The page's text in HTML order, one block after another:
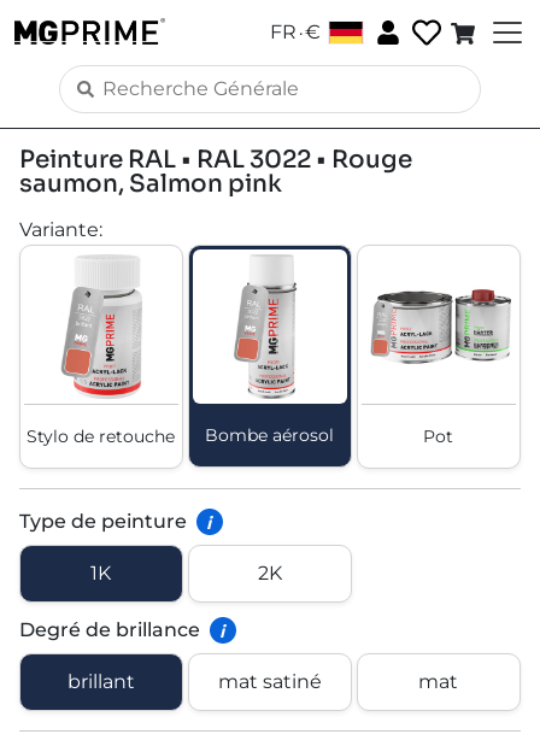
FR .€
Peinture RAL • RAL 3022 • Rouge
saumon, Salmon pink
Variante:
Stylo de retouche Bombe aérosol Pot
Type de peinture i
1K 2K
Degré de brillance i
brillant mat satiné mat